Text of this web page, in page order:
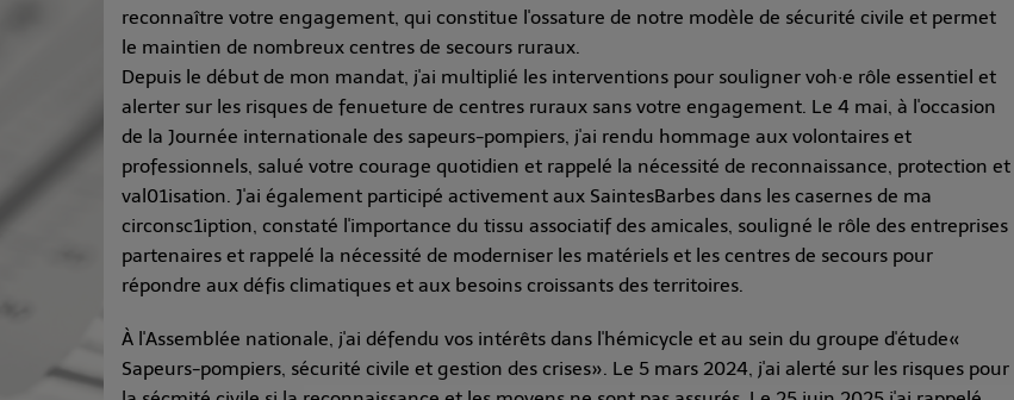
reconnaître votre engagement, qui constitue l'ossature de notre modèle de sécurité civile et permet
le maintien de nombreux centres de secours ruraux.
Depuis le début de mon mandat, j'ai multiplié les interventions pour souligner voh·e rôle essentiel et
alerter sur les risques de fenueture de centres ruraux sans votre engagement. Le 4 mai, à l'occasion
de la Journée internationale des sapeurs-pompiers, j'ai rendu hommage aux volontaires et
professionnels, salué votre courage quotidien et rappelé la nécessité de reconnaissance, protection et
val01isation. J'ai également participé activement aux Saintes­Barbes dans les casernes de ma
circonsc1iption, constaté l'importance du tissu associatif des amicales, souligné le rôle des entreprises
partenaires et rappelé la nécessité de moderniser les matériels et les centres de secours pour
répondre aux défis climatiques et aux besoins croissants des territoires.
À l'Assemblée nationale, j'ai défendu vos intérêts dans l'hémicycle et au sein du groupe d'étude«
Sapeurs-pompiers, sécurité civile et gestion des crises». Le 5 mars 2024, j'ai alerté sur les risques pour
Proposée par Jean
Anza